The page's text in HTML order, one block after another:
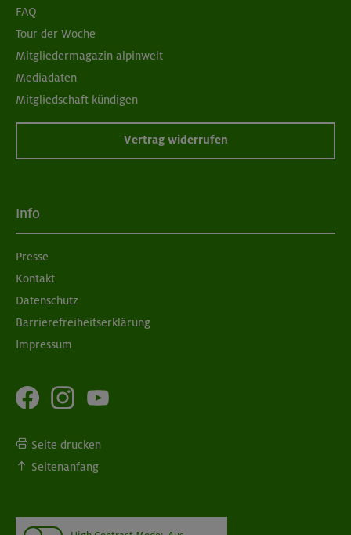
FAQ
Tour der Woche
Mitgliedermagazin alpinwelt
Mediadaten
Mitgliedschaft kündigen
Vertrag widerrufen
Info
Presse
Kontakt
Datenschutz
Barrierefreiheitserklärung
Impressum
Seite drucken
Seitenanfang